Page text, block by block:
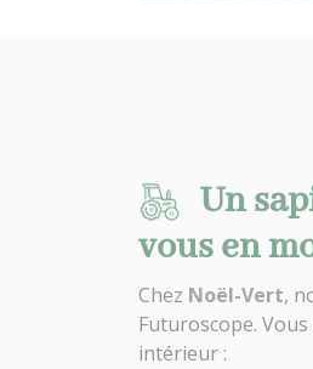
Un
vous en
Chez Noël-Vert,
Futuroscope.
intérieur :